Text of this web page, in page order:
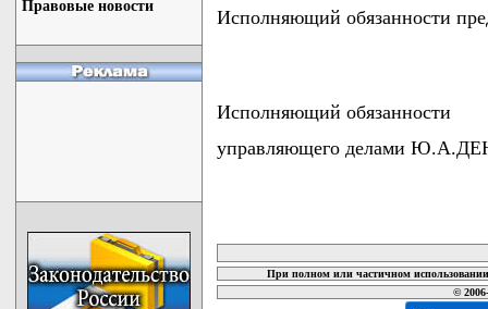
Правовые новости
Исполняющий обязанности
Исполняющий обязанности
управляющего делами
При полном или частичном
©